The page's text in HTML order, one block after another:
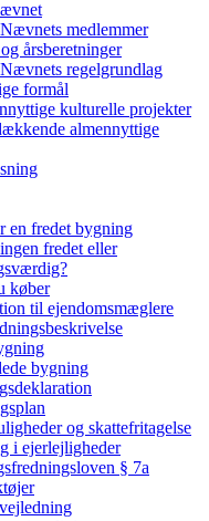
medlemmer
årsberetninger
regelgrundlag
formål
kulturelle projekter
almennyttige
en fredet bygning
fredet eller
køber
til ejendomsmæglere
bygning
og skattefritagelse
i ejerlejligheder
§ 7a